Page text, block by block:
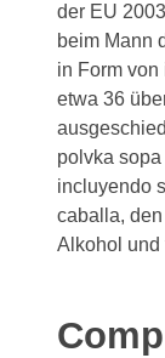
der EU
beim Mann
in Form
etwa 36
polvka
incluyendo
caballa,
Alkohol und